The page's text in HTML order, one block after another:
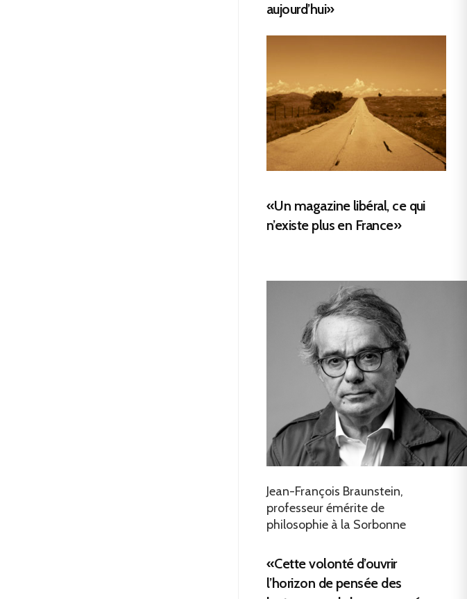
aujourd’hui»
«Un magazine libéral, ce qui
n’existe plus en France»
Jean-François Braunstein,
professeur émérite de
philosophie à la Sorbonne
«Cette volonté d’ouvrir
l’horizon de pensée des